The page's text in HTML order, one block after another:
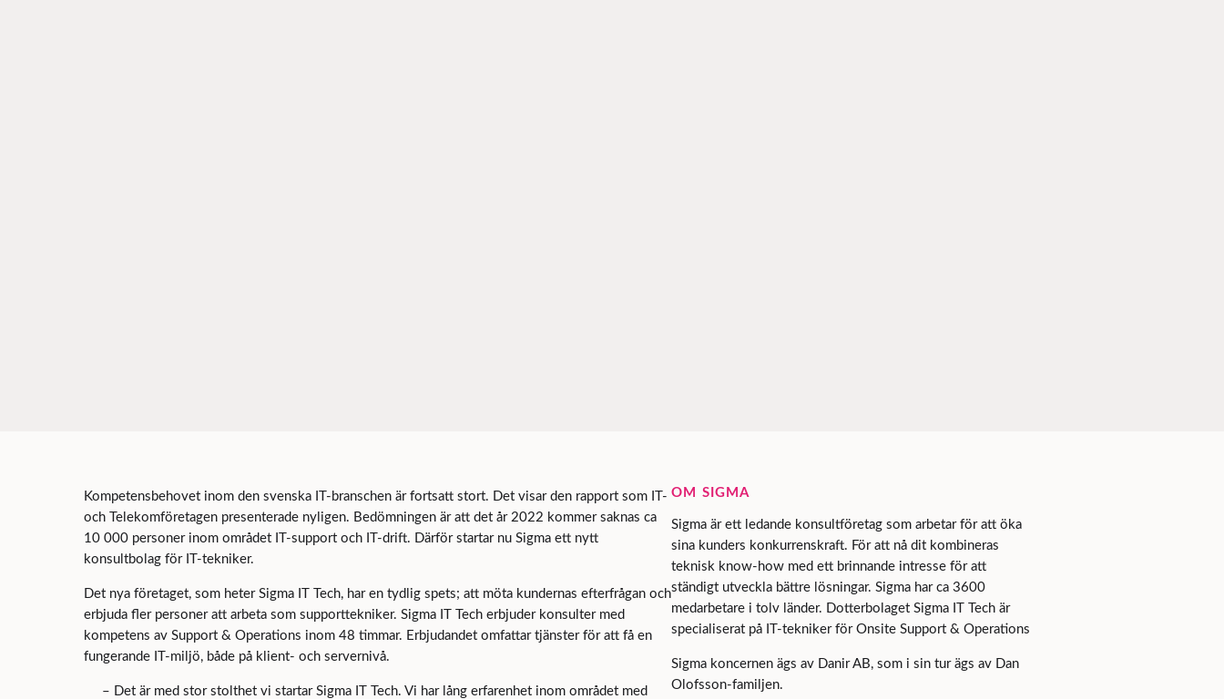
Kompetensbehovet inom den svenska IT-branschen är fortsatt stort. Det visar den rapport som IT-
och Telekomföretagen presenterade nyligen. Bedömningen är att det år 2022 kommer saknas ca
10 000 personer inom området IT-support och IT-drift. Därför startar nu Sigma ett nytt
konsultbolag för IT-tekniker.
Det nya företaget, som heter Sigma IT Tech, har en tydlig spets; att möta kundernas efterfrågan och
erbjuda fler personer att arbeta som supporttekniker. Sigma IT Tech erbjuder konsulter med
kompetens av Support & Operations inom 48 timmar. Erbjudandet omfattar tjänster för att få en
fungerande IT-miljö, både på klient- och servernivå.
– Det är med stor stolthet vi startar Sigma IT Tech. Vi har lång erfarenhet inom området med
OM SIGMA
Sigma är ett ledande konsultföretag som arbetar för att öka
sina kunders konkurrenskraft. För att nå dit kombineras
teknisk know-how med ett brinnande intresse för att
ständigt utveckla bättre lösningar. Sigma har ca 3600
medarbetare i tolv länder. Dotterbolaget Sigma IT Tech är
specialiserat på IT-tekniker för Onsite Support & Operations
Sigma koncernen ägs av Danir AB, som i sin tur ägs av Dan
Olofsson-familjen.